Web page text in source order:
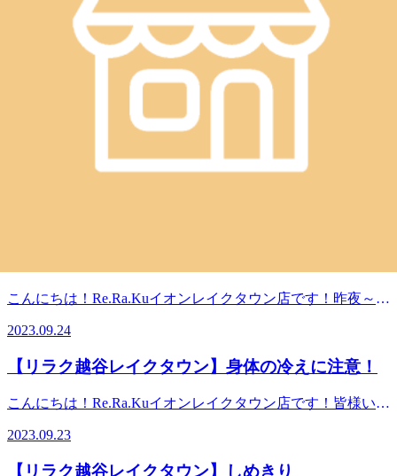
JR武蔵野線 越谷レイクタウン駅より徒歩約10分
マッサージより気持ちいい！？
048-967-5051
こんにちは！Re.Ra.Kuイオンレイクタウン店です！昨夜～朝
い…？？急に気温変化に困惑した鈴木です。薄手の長袖長ズ
ボンのパジャマで寝ましたがそれでもひんやりして、しっか
り上掛けをかけて。特に、AM3:30に起きてラグビー観てい
に今大会で一番注目していた【南アフリカvsアイルランド】
の試合が楽しすぎて気がついたら寒さ忘れていましたが(^-^;
ないかなと思いますが、知らぬ間に体がキンキンに冷えてい
2023.09.24
【リラク越谷レイクタウン】身体の冷えに注意！
こんにちは！Re.Ra.Kuイオンレイクタウン店です！皆様いか
事が増えました。秋の気候は過ごしやすいので、美味しい実
りの果物や旬のお野菜を堪能できますね。そして今の感じで
2023.09.23
【リラク越谷レイクタウン】しめきり